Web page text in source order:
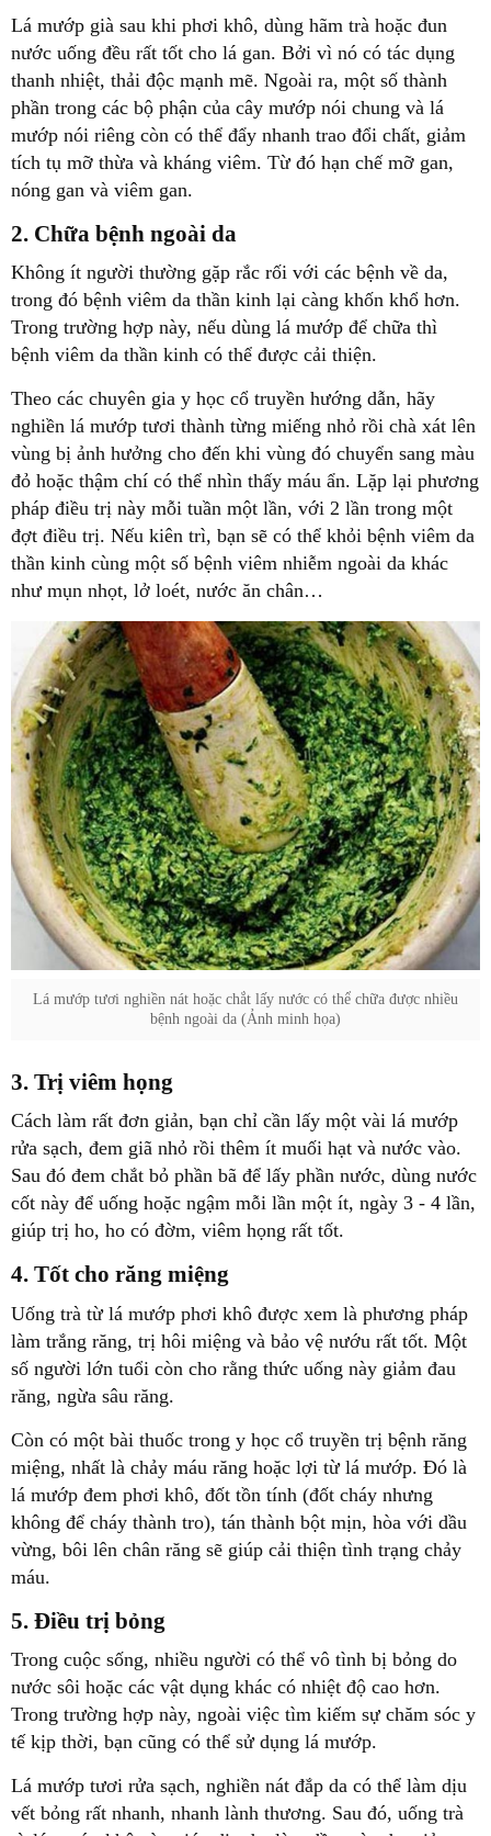
Lá mướp già sau khi phơi khô, dùng hãm trà hoặc đun
nước uống đều rất tốt cho lá gan. Bởi vì nó có tác dụng
thanh nhiệt, thải độc mạnh mẽ. Ngoài ra, một số thành
phần trong các bộ phận của cây mướp nói chung và lá
mướp nói riêng còn có thể đẩy nhanh trao đổi chất, giảm
tích tụ mỡ thừa và kháng viêm. Từ đó hạn chế mỡ gan,
nóng gan và viêm gan.
2. Chữa bệnh ngoài da
Không ít người thường gặp rắc rối với các bệnh về da,
trong đó bệnh viêm da thần kinh lại càng khốn khổ hơn.
Trong trường hợp này, nếu dùng lá mướp để chữa thì
bệnh viêm da thần kinh có thể được cải thiện.
Theo các chuyên gia y học cổ truyền hướng dẫn, hãy
nghiền lá mướp tươi thành từng miếng nhỏ rồi chà xát lên
vùng bị ảnh hưởng cho đến khi vùng đó chuyển sang màu
đỏ hoặc thậm chí có thể nhìn thấy máu ẩn. Lặp lại phương
pháp điều trị này mỗi tuần một lần, với 2 lần trong một
đợt điều trị. Nếu kiên trì, bạn sẽ có thể khỏi bệnh viêm da
thần kinh cùng một số bệnh viêm nhiễm ngoài da khác
như mụn nhọt, lở loét, nước ăn chân…
Lá mướp tươi nghiền nát hoặc chắt lấy nước có thể chữa được nhiều
bệnh ngoài da (Ảnh minh họa)
3. Trị viêm họng
Cách làm rất đơn giản, bạn chỉ cần lấy một vài lá mướp
rửa sạch, đem giã nhỏ rồi thêm ít muối hạt và nước vào.
Sau đó đem chắt bỏ phần bã để lấy phần nước, dùng nước
cốt này để uống hoặc ngậm mỗi lần một ít, ngày 3 - 4 lần,
giúp trị ho, ho có đờm, viêm họng rất tốt.
4. Tốt cho răng miệng
Uống trà từ lá mướp phơi khô được xem là phương pháp
làm trắng răng, trị hôi miệng và bảo vệ nướu rất tốt. Một
số người lớn tuổi còn cho rằng thức uống này giảm đau
răng, ngừa sâu răng.
Còn có một bài thuốc trong y học cổ truyền trị bệnh răng
miệng, nhất là chảy máu răng hoặc lợi từ lá mướp. Đó là
lá mướp đem phơi khô, đốt tồn tính (đốt cháy nhưng
không để cháy thành tro), tán thành bột mịn, hòa với dầu
vừng, bôi lên chân răng sẽ giúp cải thiện tình trạng chảy
máu.
5. Điều trị bỏng
Trong cuộc sống, nhiều người có thể vô tình bị bỏng do
nước sôi hoặc các vật dụng khác có nhiệt độ cao hơn.
Trong trường hợp này, ngoài việc tìm kiếm sự chăm sóc y
tế kịp thời, bạn cũng có thể sử dụng lá mướp.
Lá mướp tươi rửa sạch, nghiền nát đắp da có thể làm dịu
vết bỏng rất nhanh, nhanh lành thương. Sau đó, uống trà